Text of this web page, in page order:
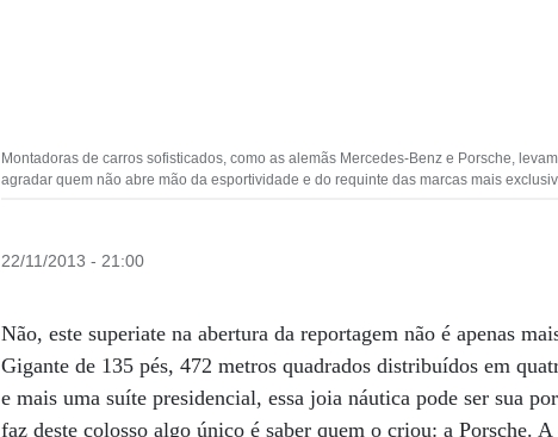
Montadoras de carros sofisticados, como as alemãs Mercedes-Benz e Porsche,
agradar quem não abre mão da esportividade e do requinte das marcas mais
22/11/2013 - 21:00
Não, este superiate na abertura da reportagem não é apenas
Gigante de 135 pés, 472 metros quadrados distribuídos em
e mais uma suíte presidencial, essa joia náutica pode ser sua
faz deste colosso algo único é saber quem o criou: a Porsche.